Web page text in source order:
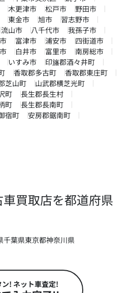
木更津市 松戸市
野田市
東金市 旭市
習志野市
流山市 八千代市
我孫子市
富津市 浦安市
四街道市
白井市 富里市
南房総市
いすみ市
印旛郡酒々井町
香取郡多古町
香取郡東庄町
芝山町
山武郡横芝光町
町
長生郡長生村
町
長生郡長南町
宿町
安房郡鋸南町
買取店を都道府県
千葉県東京都神奈川県
ン! ネット車査定!